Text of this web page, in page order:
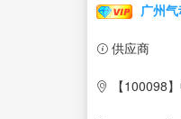
广州
供应商
【100098